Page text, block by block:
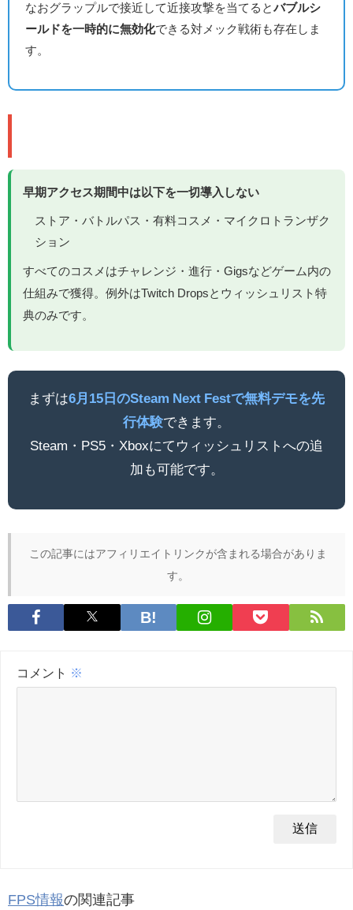
なおグラップルで接近して近接攻撃を当てると バブルシ
ールドを一時的に無効化できる対メック戦術も存在しま
す。
早期アクセス期間中は以下を一切導入しない
ストア・バトルパス・有料コスメ・マイクロトランザク
ション
すべてのコスメはチャレンジ・進行・Gigsなどゲーム内の
仕組みで獲得。例外はTwitch Dropsとウィッシュリスト特
典のみです。
まずは6月15日のSteam Next Festで無料デモを先
行体験できます。
Steam・PS5・Xboxにてウィッシュリストへの追
加も可能です。
この記事にはアフィリエイトリンクが含まれる場合がありま
す。
コメント ※
FPS情報の関連記事